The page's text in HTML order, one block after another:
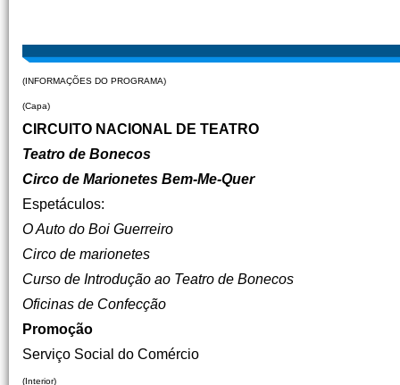
(INFORMAÇÕES DO PROGRAMA)
(Capa)
CIRCUITO NACIONAL DE TEATRO
Teatro de Bonecos
Circo de Marionetes Bem-Me-Quer
Espetáculos:
O Auto do Boi Guerreiro
Circo de marionetes
Curso de Introdução ao Teatro de Bonecos
Oficinas de Confecção
Promoção
Serviço Social do Comércio
(Interior)